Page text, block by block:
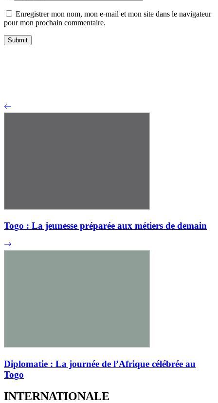
Enregistrer mon nom, mon e-mail et mon site dans le navigateur
pour mon prochain commentaire.
Togo : La jeunesse préparée aux métiers de demain
Diplomatie : La journée de l’Afrique célébrée au
Togo
INTERNATIONALE